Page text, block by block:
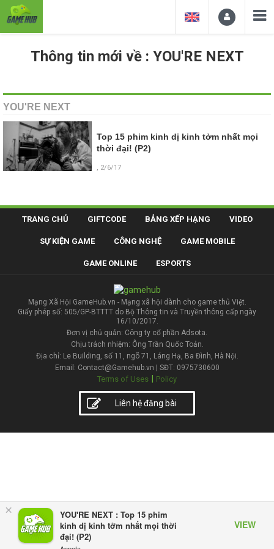
×
YOU'RE NEXT : Top 15 phim
kinh dị kinh tởm nhất mọi thời
đại! (P2)
VIEW
Thông tin mới về : YOU'RE NEXT
YOU'RE NEXT
Top 15 phim kinh dị kinh tởm nhất mọi
thời đại! (P2)
, 2/6/17
TRANG CHỦ GIFTCODE BẢNG XẾP HẠNG VIDEO
SỰ KIỆN GAME CÔNG NGHỆ GAME MOBILE
GAME ONLINE ESPORTS
Mạng Xã Hội GameHub.vn - Mạng xã hội dành cho game thủ Việt.
Giấy phép số: 505/GP-BTTTT do Bộ Thông tin và Truyền thông cấp ngày
16/10/2017.
Đơn vị chủ quản: Công ty cổ phần Adsota.
Chịu trách nhiệm: Ông Trần Quốc Toản.
Địa chỉ: Le Building, số 11, ngõ 71, Láng Hạ, Ba Đình, Hà Nội.
Email: Contact@Gamehub.vn | SĐT: 0975730600
Terms of Uses | Policy
Liên hệ đăng bài